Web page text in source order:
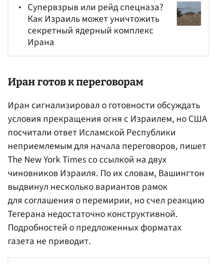
Супервзрыв или рейд спецназа?
Как Израиль может уничтожить
секретный ядерный комплекс
Ирана
Иран готов к переговорам
Иран сигнализировал о готовности обсуждать
условия прекращения огня с Израилем, но США
посчитали ответ Исламской Республики
неприемлемым для начала переговоров, пишет
The New York Times со ссылкой на двух
чиновников Израиля. По их словам, Вашингтон
выдвинул несколько вариантов рамок
для соглашения о перемирии, но счел реакцию
Тегерана недостаточно конструктивной.
Подробностей о предложенных форматах
газета не приводит.